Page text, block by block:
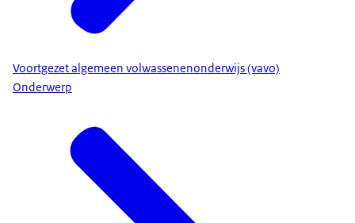
Voortgezet algemeen volwassenenonderwijs (vavo)
Onderwerp